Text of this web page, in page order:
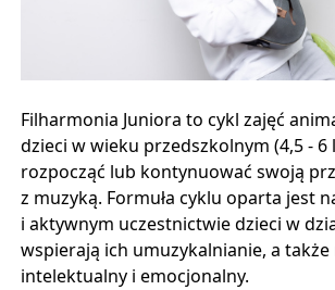
Filharmonia Juniora to cykl zajęć
dzieci w wieku przedszkolnym (4,5 - 6
rozpocząć lub kontynuować swoją
z muzyką. Formuła cyklu oparta jest
i aktywnym uczestnictwie dzieci w
wspierają ich umuzykalnianie, a
intelektualny i emocjonalny.